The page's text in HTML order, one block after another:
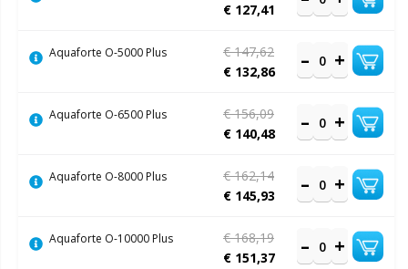
€ 127,41
Aquaforte O-5000 Plus
€ 132,86
€ 147,62
Aquaforte O-6500 Plus
€ 140,48
€ 156,09
Aquaforte O-8000 Plus
€ 145,93
€ 162,14
Aquaforte O-10000 Plus
€ 151,37
€ 168,19